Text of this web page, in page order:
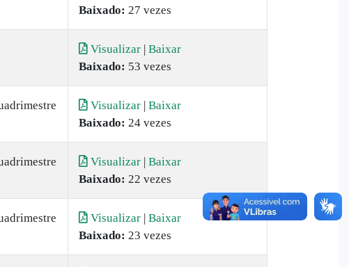
Baixado: 27 vezes
Visualizar | Baixar
Baixado: 53 vezes
Visualizar | Baixar
Baixado: 24 vezes
Visualizar | Baixar
Baixado: 22 vezes
Visualizar | Baixar
Baixado: 23 vezes